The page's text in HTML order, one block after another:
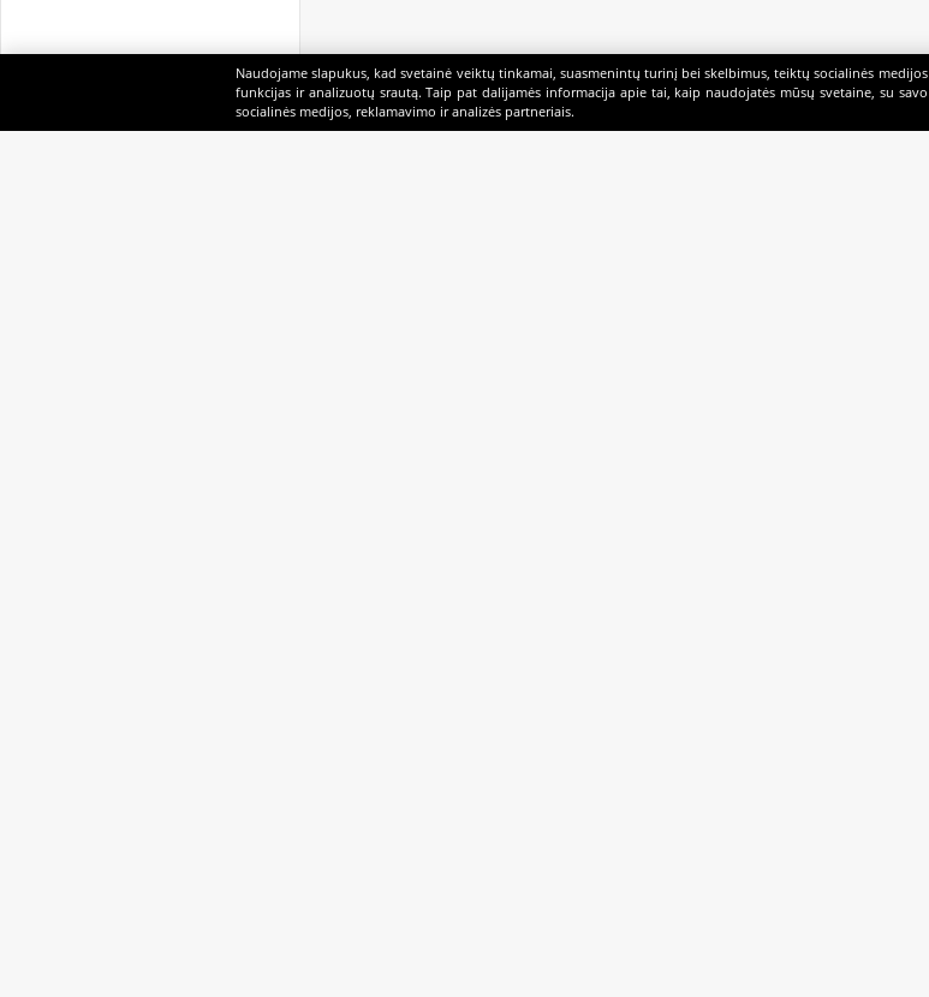
Naudojame slapukus, kad svetainė veiktų tinkamai, suasmenintų turinį bei skelbimus, teiktų socialinės medijos
funkcijas ir analizuotų srautą. Taip pat dalijamės informacija apie tai, kaip naudojatės mūsų svetaine, su savo
socialinės medijos, reklamavimo ir analizės partneriais.